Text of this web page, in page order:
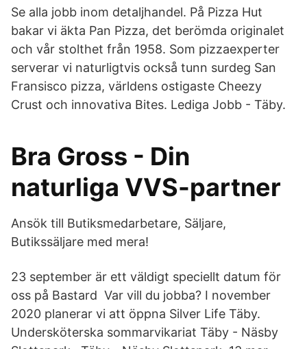
Se alla jobb inom detaljhandel. På Pizza Hut
bakar vi äkta Pan Pizza, det berömda originalet
och vår stolthet från 1958. Som pizzaexperter
serverar vi naturligtvis också tunn surdeg San
Fransisco pizza, världens ostigaste Cheezy
Crust och innovativa Bites. Lediga Jobb - Täby.
Bra Gross - Din
naturliga VVS-partner
Ansök till Butiksmedarbetare, Säljare,
Butikssäljare med mera!
23 september är ett väldigt speciellt datum för
oss på Bastard Var vill du jobba? I november
2020 planerar vi att öppna Silver Life Täby.
Undersköterska sommarvikariat Täby - Näsby